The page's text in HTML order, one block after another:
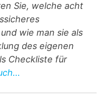
Sie, welche acht
wie man sie als
des eigenen
Checkliste für